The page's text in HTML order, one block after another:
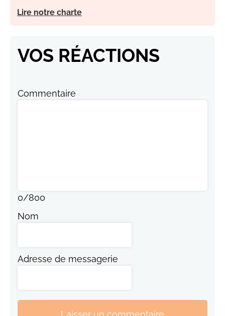
Lire notre charte
VOS RÉACTIONS
Commentaire
0/800
Nom
Adresse de messagerie